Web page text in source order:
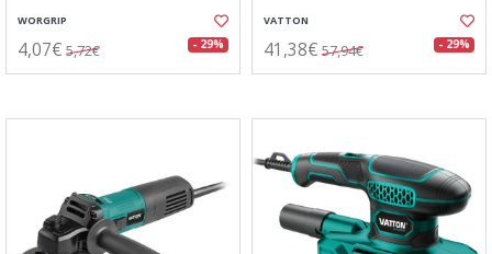
WORGRIP
4,07€ 5,72€ - 29%
VATTON
41,38€ 57,94€ - 29%